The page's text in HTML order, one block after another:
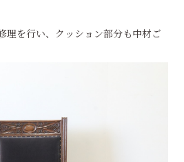
理を行い、クッション部分も中材ご